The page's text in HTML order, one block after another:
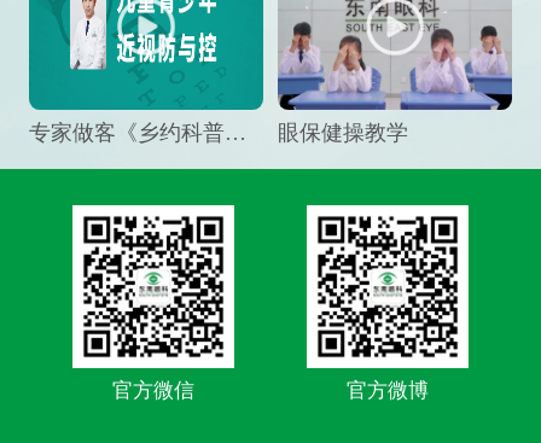
专家做客《乡约科普》栏目，预防孩子近视竟然这么“简单” 眼保健操教学
官方微信 官方微博